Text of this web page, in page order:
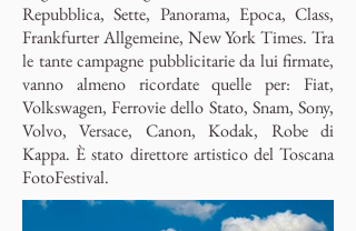
Repubblica, Sette, Panorama, Epoca, Class,
Frankfurter Allgemeine, New York Times. Tra
le tante campagne pubblicitarie da lui firmate,
vanno almeno ricordate quelle per: Fiat,
Volkswagen, Ferrovie dello Stato, Snam, Sony,
Volvo, Versace, Canon, Kodak, Robe di
Kappa. È stato direttore artistico del Toscana
FotoFestival.